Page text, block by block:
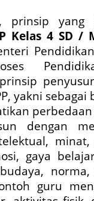
prinsip yang
Kelas 4 SD /
yakni sebagai
dengan
gaya
budaya,
guru